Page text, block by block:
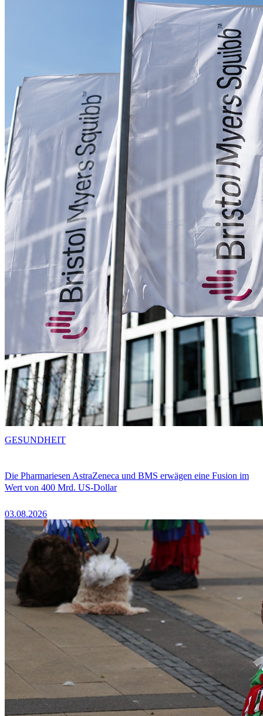
Die Pharmariesen AstraZeneca und BMS erwägen eine Fusion im
Wert von 400 Mrd. US-Dollar
03.08.2026
GESUNDHEIT